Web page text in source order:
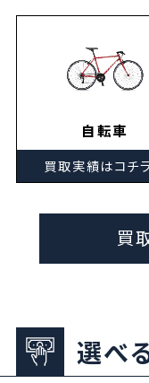
自転車
買取実績はコチラ
買
選べ